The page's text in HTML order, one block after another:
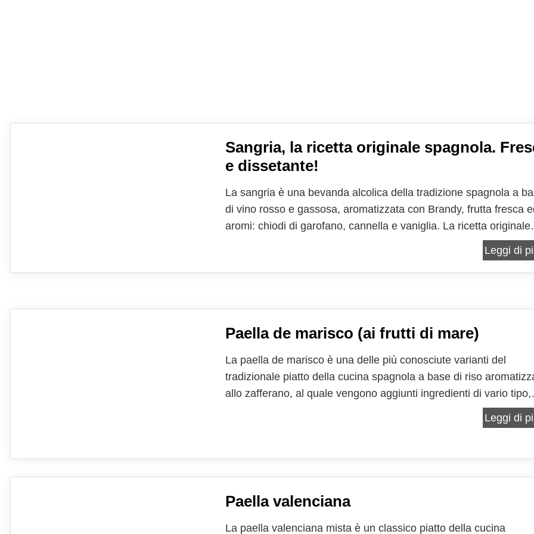
Sangria, la ricetta originale spagnola.
e dissetante!
La sangria è una bevanda alcolica della tradizione spagnola a
di vino rosso e gassosa, aromatizzata con Brandy, frutta fresca
aromi: chiodi di garofano, cannella e vaniglia. La ricetta originale
della sangria viene preparata con il vino rosso (piuttosto
Leggi di
Paella de marisco (ai frutti di mare)
La paella de marisco è una delle più conosciute varianti del
tradizionale piatto della cucina spagnola a base di riso
allo zafferano, al quale vengono aggiunti ingredienti di vario tipo,
che possono essere di carne, di pesce o di verdure, spesso
Leggi di
Paella valenciana
La paella valenciana mista è un classico piatto della cucina